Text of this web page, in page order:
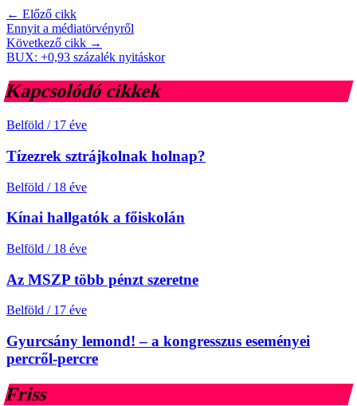
← Előző cikk
Ennyit a médiatörvényről
Következő cikk →
BUX: +0,93 százalék nyitáskor
Kapcsolódó cikkek
Belföld / 17 éve
Tízezrek sztrájkolnak holnap?
Belföld / 18 éve
Kínai hallgatók a főiskolán
Belföld / 18 éve
Az MSZP több pénzt szeretne
Belföld / 17 éve
Gyurcsány lemond! – a kongresszus eseményei
percről-percre
Friss